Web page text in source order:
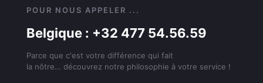
POUR NOUS APPELER ...
Belgique : +32 477 54.56.59
Parce que c'est votre différence qui fait
la nôtre… découvrez notre philosophie à votre service !